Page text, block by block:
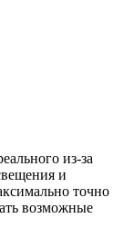
из-за
и
точно
возможные